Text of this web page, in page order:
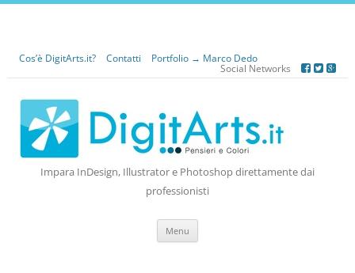
Cos’è DigitArts.it? Contatti
Portfolio → Marco Dedo
Social Networks
Impara InDesign, Illustrator e Photoshop direttamente dai
professionisti
Menu